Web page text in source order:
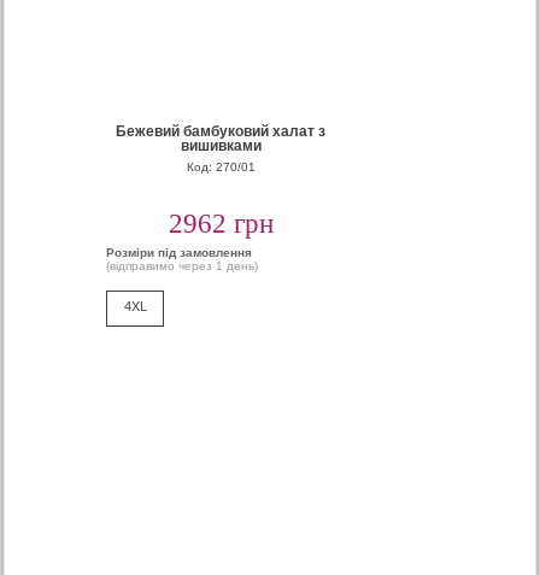
Бежевий бамбуковий халат з
вишивками
Код: 270/01
2962 грн
Розміри під замовлення
(відправимо через 1 день)
4XL